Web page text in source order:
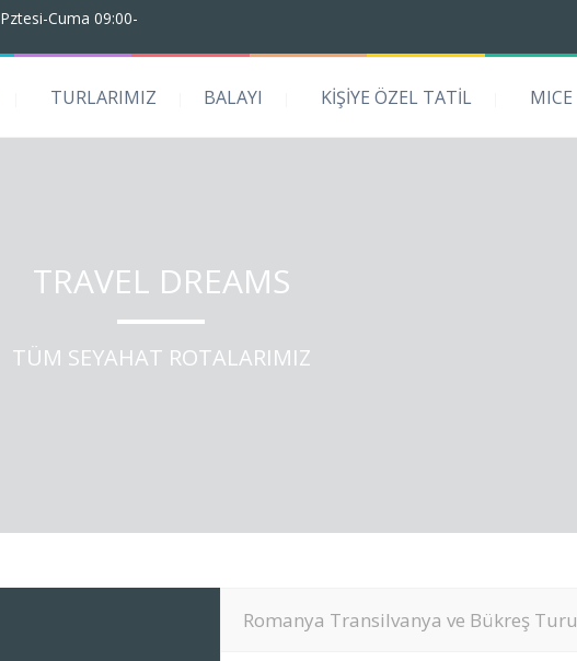
Pztesi-Cuma 09:00-
TURLARIMIZ BALAYI KİŞİYE ÖZEL TATİL MICE
TRAVEL DREAMS
TÜM SEYAHAT ROTALARIMIZ
Romanya Transilvanya ve Bükreş Turu